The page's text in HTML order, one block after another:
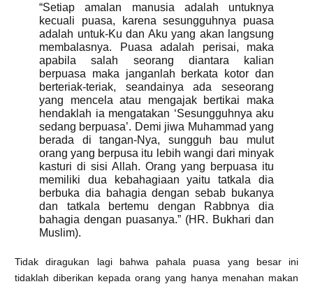
“Setiap amalan manusia adalah untuknya
kecuali puasa, karena sesungguhnya puasa
adalah untuk-Ku dan Aku yang akan langsung
membalasnya. Puasa adalah perisai, maka
apabila salah seorang diantara kalian
berpuasa maka janganlah berkata kotor dan
berteriak-teriak, seandainya ada seseorang
yang mencela atau mengajak bertikai maka
hendaklah ia mengatakan ‘Sesungguhnya aku
sedang berpuasa’. Demi jiwa Muhammad yang
berada di tangan-Nya, sungguh bau mulut
orang yang berpusa itu lebih wangi dari minyak
kasturi di sisi Allah. Orang yang berpuasa itu
memiliki dua kebahagiaan yaitu tatkala dia
berbuka dia bahagia dengan sebab bukanya
dan tatkala bertemu dengan Rabbnya dia
bahagia dengan puasanya.” (HR. Bukhari dan
Muslim).
Tidak diragukan lagi bahwa pahala puasa yang besar ini
tidaklah diberikan kepada orang yang hanya menahan makan